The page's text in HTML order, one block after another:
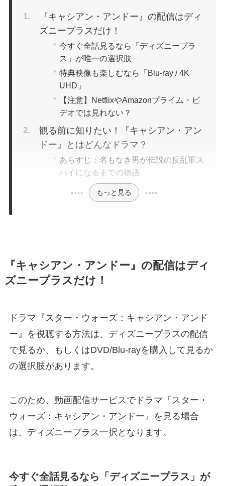
『キャシアン・アンドー』の配信はディ
ズニープラスだけ！
今すぐ全話見るなら「ディズニープラ
ス」が唯一の選択肢
特典映像も楽しむなら「Blu-ray / 4K
UHD」
【注意】NetflixやAmazonプライム・ビ
デオでは見れない？
観る前に知りたい！『キャシアン・アン
ドー』とはどんなドラマ？
あらすじ：名もなき男が伝説の反乱軍ス
パイになるまでの物語
もっと見る
『キャシアン・アンドー』の配信はディ
ズニープラスだけ！
ドラマ『スター・ウォーズ：キャシアン・アンド
ー』を視聴する方法は、ディズニープラスの配信
で見るか、もしくはDVD/Blu-rayを購入して見るか
の選択肢があります。
このため、動画配信サービスでドラマ『スター・
ウォーズ：キャシアン・アンドー』を見る場合
は、ディズニープラス一択となります。
今すぐ全話見るなら「ディズニープラス」が